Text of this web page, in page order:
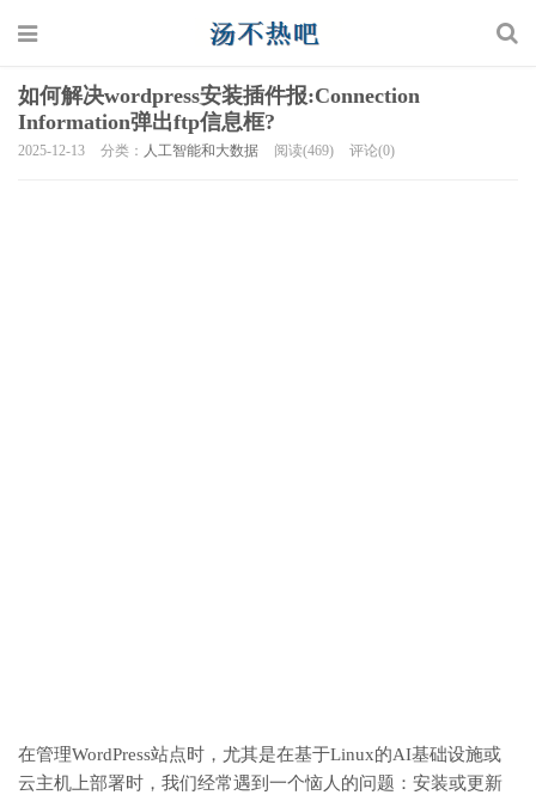
如何解决wordpress安装插件报:Connection
Information弹出ftp信息框?
2025-12-13 分类： 人工智能和大数据 阅读(469) 评论(0)
在管理WordPress站点时，尤其是在基于Linux的AI基础设施或
云主机上部署时，我们经常遇到一个恼人的问题：安装或更新